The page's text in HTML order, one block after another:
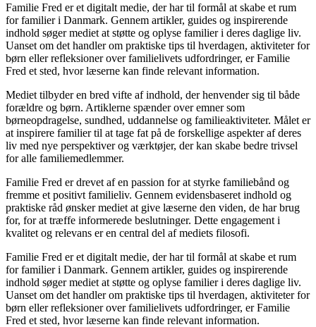
Familie Fred er et digitalt medie, der har til formål at skabe et rum
for familier i Danmark. Gennem artikler, guides og inspirerende
indhold søger mediet at støtte og oplyse familier i deres daglige liv.
Uanset om det handler om praktiske tips til hverdagen, aktiviteter for
børn eller refleksioner over familielivets udfordringer, er Familie
Fred et sted, hvor læserne kan finde relevant information.
Mediet tilbyder en bred vifte af indhold, der henvender sig til både
forældre og børn. Artiklerne spænder over emner som
børneopdragelse, sundhed, uddannelse og familieaktiviteter. Målet er
at inspirere familier til at tage fat på de forskellige aspekter af deres
liv med nye perspektiver og værktøjer, der kan skabe bedre trivsel
for alle familiemedlemmer.
Familie Fred er drevet af en passion for at styrke familiebånd og
fremme et positivt familieliv. Gennem evidensbaseret indhold og
praktiske råd ønsker mediet at give læserne den viden, de har brug
for, for at træffe informerede beslutninger. Dette engagement i
kvalitet og relevans er en central del af mediets filosofi.
Familie Fred er et digitalt medie, der har til formål at skabe et rum
for familier i Danmark. Gennem artikler, guides og inspirerende
indhold søger mediet at støtte og oplyse familier i deres daglige liv.
Uanset om det handler om praktiske tips til hverdagen, aktiviteter for
børn eller refleksioner over familielivets udfordringer, er Familie
Fred et sted, hvor læserne kan finde relevant information.